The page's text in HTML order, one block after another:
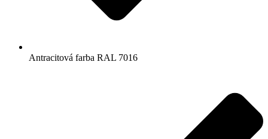
Antracitová farba RAL 7016